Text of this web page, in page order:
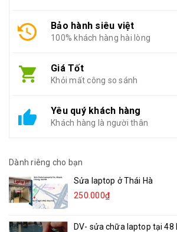
Bảo hành siêu việt
100% khách hàng hài lòng
Giá Tốt
Khỏi mất công so sánh
Yêu quý khách hàng
Khách hàng là người thân
Dành riêng cho bạn
Sửa laptop ở Thái Hà
250.000₫
DV- sửa chữa laptop tại 48